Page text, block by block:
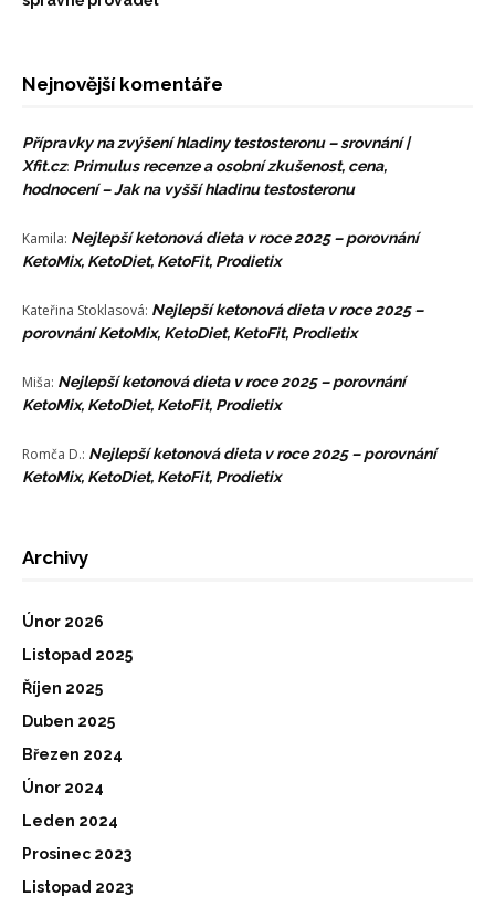
Nejnovější komentáře
Přípravky na zvýšení hladiny testosteronu – srovnání |
Xfit.cz: Primulus recenze a osobní zkušenost, cena,
hodnocení – Jak na vyšší hladinu testosteronu
Kamila: Nejlepší ketonová dieta v roce 2025 – porovnání
KetoMix, KetoDiet, KetoFit, Prodietix
Kateřina Stoklasová: Nejlepší ketonová dieta v roce 2025 –
porovnání KetoMix, KetoDiet, KetoFit, Prodietix
Miša: Nejlepší ketonová dieta v roce 2025 – porovnání
KetoMix, KetoDiet, KetoFit, Prodietix
Romča D.: Nejlepší ketonová dieta v roce 2025 – porovnání
KetoMix, KetoDiet, KetoFit, Prodietix
Archivy
Únor 2026
Listopad 2025
Říjen 2025
Duben 2025
Březen 2024
Únor 2024
Leden 2024
Prosinec 2023
Listopad 2023